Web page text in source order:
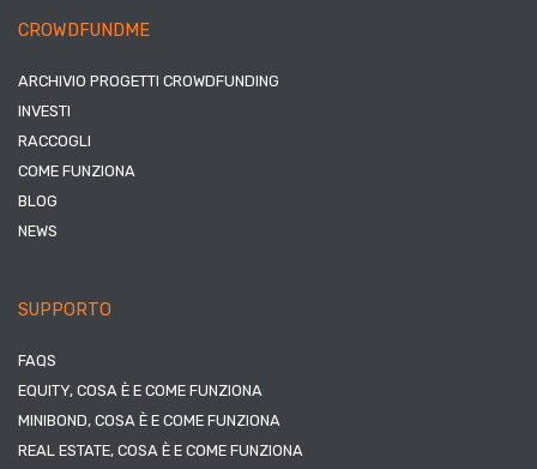
CROWDFUNDME
ARCHIVIO PROGETTI CROWDFUNDING
INVESTI
RACCOGLI
COME FUNZIONA
BLOG
NEWS
SUPPORTO
FAQS
EQUITY, COSA È E COME FUNZIONA
MINIBOND, COSA È E COME FUNZIONA
REAL ESTATE, COSA È E COME FUNZIONA